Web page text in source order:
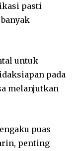
pasti
untuk
pada
melanjutkan
puas
penting